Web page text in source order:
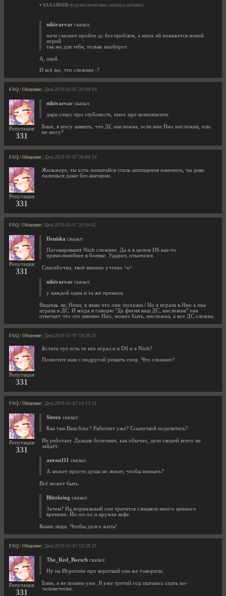
• SAXAHOID подумал несколько секунд и добавил:
nikivarvar сказал:
паче сможет пройти дс без проблем, а ниох ей покажется новой
игрой
так же для тебя, только наоборот
А, окей.
И всё же, что сложнее :?
FAQ / Общение | Дата 2019-01-07 20:09:04
Репутация
331
nikivarvar сказал:
дарк совус про глубокость, ниох про комплексити
Блин, я могу заявить, что ДС нисложна, если мне Нио нисложна, или
не могу?
FAQ / Общение | Дата 2019-01-07 20:08:34
Репутация
331
Жильжере, ты хоть попытайся стиль апппщения изменить, ты дико
палишься даже без аватарки.
FAQ / Общение | Дата 2019-01-07 20:04:02
Репутация
331
Deniska сказал:
Поговаривают Nioh сложнее. Да и в целом DS как-то
прямолинейнее в боевке. Ударил, откатился.
Спасибочки, твоё мнение учтено ^o^
nikivarvar сказал:
у каждой одна и та же премись
Видишь ли, Ники, я знаю что они /похожи./ Но я играла в Нио а она
играла в ДС. И когда я говорю "Да фигня ваш ДС, нисложна" она
отвечает что это именно Нио, может быть, нисложна, а вот ДС сложна.
FAQ / Общение | Дата 2019-01-07 19:26:25
Репутация
331
Кстати тут есть те кто играл и в DS и в Nioh?
Помогите нам с подругой решить спор. Что сложнее?
FAQ / Общение | Дата 2019-01-07 14:13:31
Репутация
331
Siteex сказал:
Как там Ваш блог? Работает уже? Ссылочкой поделитесь?
Не работает. Дальше болтовни, как обычно, дело скорей всего не
зайдёт.
auran111 сказал:
А может просто душа не лежит, чтобы вникать?
Всё может быть.
Blitzkrieg сказал:
Зачем? На нормальный сон тратится слишком много ценного
времени. Йо-хо-хо и кружка кофе.
Кокие люди. Чтобы долго жить!
FAQ / Общение | Дата 2019-01-07 13:28:21
Репутация
331
The_Red_Borsch сказал:
Ну на Игротопе про короткий сон же говорили.
Блин, я не помню уже. Я уже третий год пытаюсь спать по-
человечески.